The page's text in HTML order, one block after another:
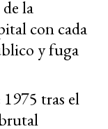
la
con cada
y fuga
tras el